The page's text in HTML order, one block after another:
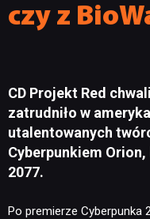
czy z
CD Projekt Red
zatrudniło w
utalentowanych
Cyberpunkiem
2077.
Po premierze Cyberpunka